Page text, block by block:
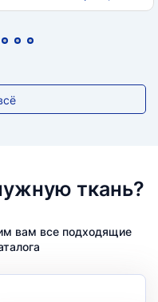
ткань?
вам все подходящие